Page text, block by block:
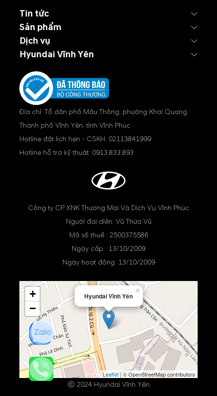
Tin tức
Sản phẩm
Dịch vụ
Hyundai Vĩnh Yên
Địa chỉ: Tổ dân phố Mậu Thông, phường Khai Quang,
Thành phố Vĩnh Yên, tỉnh Vĩnh Phúc
Hotline đặt lịch hẹn - CSKH: 02113841999
Hotline hỗ trợ kỹ thuật: 0913.833.893
Công ty CP XNK Thương Mại Và Dịch Vụ Vĩnh Phúc
Người đại diện: Vũ Thừa Vũ
Mã số thuế : 2500375586
Ngày cấp : 13/10/2009
Ngày hoạt động: 13/10/2009
Hyundai Vĩnh Yên
×
+
−
Leaflet| © OpenStreetMap contributors
ⓒ 2024 Hyundai Vĩnh Yên